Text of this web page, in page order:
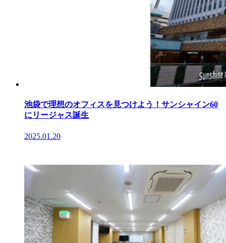
池袋で理想のオフィスを見つけよう！サンシャイン60
にリージャス誕生
2025.01.20